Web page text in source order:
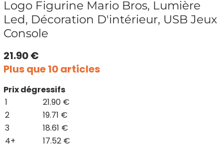
Logo Figurine Mario Bros, Lumière
Led, Décoration D'intérieur, USB Jeux
Console
21.90 €
Plus que 10 articles
Prix dégressifs
1
21.90 €
2
19.71 €
3
18.61 €
4+
17.52 €